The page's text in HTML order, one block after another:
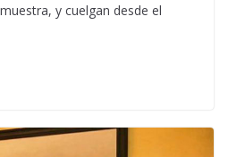
y cuelgan desde el